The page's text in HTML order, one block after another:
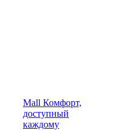
Mall Комфорт,
доступный
каждому